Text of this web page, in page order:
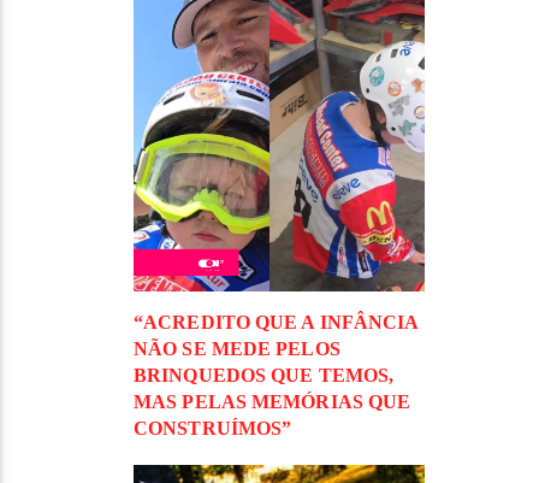
“ACREDITO QUE A INFÂNCIA
NÃO SE MEDE PELOS
BRINQUEDOS QUE TEMOS,
MAS PELAS MEMÓRIAS QUE
CONSTRUÍMOS”